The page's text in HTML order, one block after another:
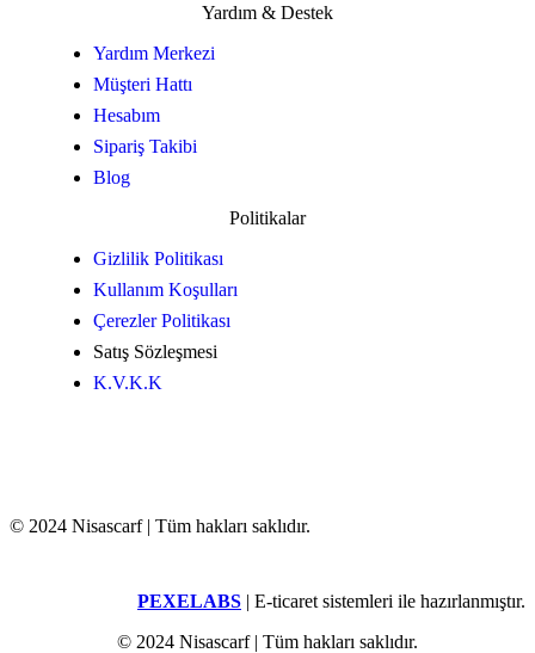
Yardım & Destek
Yardım Merkezi
Müşteri Hattı
Hesabım
Sipariş Takibi
Blog
Politikalar
Gizlilik Politikası
Kullanım Koşulları
Çerezler Politikası
Satış Sözleşmesi
K.V.K.K
© 2024 Nisascarf | Tüm hakları saklıdır.
PEXELABS | E-ticaret sistemleri ile hazırlanmıştır.
© 2024 Nisascarf | Tüm hakları saklıdır.